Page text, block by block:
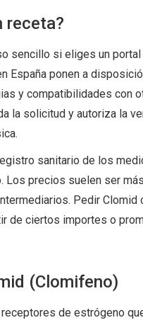
receta?
sencillo si eliges un
España ponen a
y compatibilidades con
la solicitud y autoriza la
sanitario de los
precios suelen ser
Pedir Clomid
de ciertos importes o
(Clomifeno)
de estrógeno